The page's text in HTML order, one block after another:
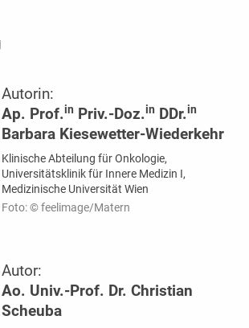
Autorin:
Ap. Prof.in Priv.-Doz.in DDr.in
Barbara Kiesewetter-Wiederkehr
Klinische Abteilung für Onkologie,
Universitätsklinik für Innere Medizin I,
Medizinische Universität Wien
Foto: © feelimage/Matern
Autor:
Ao. Univ.-Prof. Dr. Christian
Scheuba